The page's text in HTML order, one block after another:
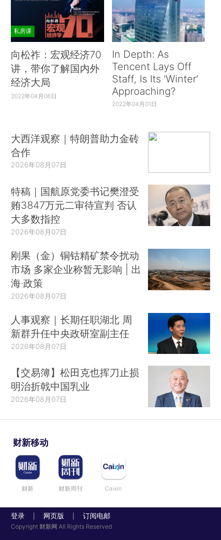
私房课
向松祚：宏观经济70
讲，带你了解国内外
经济大局
2022年04月06日
In Depth: As
Tencent Lays Off
Staff, Is Its ‘Winter’
Approaching?
2022年04月01日
大西洋观察｜特朗普助力金砖
合作
2026年08月07日
特稿｜国航原党委书记樊澄受
贿3847万元二审待宣判 否认
大多数指控
2026年08月07日
刚果（金）铜钴精矿禁令扰动
市场 多家企业称暂无影响 | 出
海·政策
2026年08月07日
人事观察｜长期任职湖北 周
新群升任中央政研室副主任
2026年08月07日
【交易簿】松田克也挥刀止损
明治折戟中国乳业
2026年08月07日
财新移动
财新 财新周刊 Caixin
登录 网页版 订阅电邮
Copyright 财新网 All Rights Reserved